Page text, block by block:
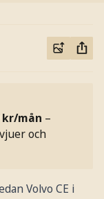
kr/mån –
och
Volvo CE i